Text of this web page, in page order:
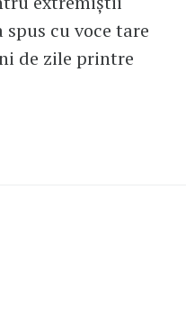
cu voce tare
de zile printre